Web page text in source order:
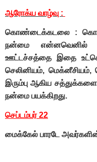
ஆரோக்ய வாழ்வு :
கொண்டைக்கடலை :
நன்மை என்னவெனில்
ஊட்டச்சத்தை இதை
செலினியம், மெக்னீசியம்,
இரும்பு ஆகிய
நன்மை பயக்கிறது.
செப்டம்பர் 22
மைக்கேல் பாரடே